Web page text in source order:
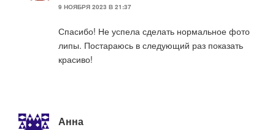
9 НОЯБРЯ 2023 В 21:37
Спасибо! Не успела сделать нормальное фото
липы. Постараюсь в следующий раз показать
красиво!
Анна